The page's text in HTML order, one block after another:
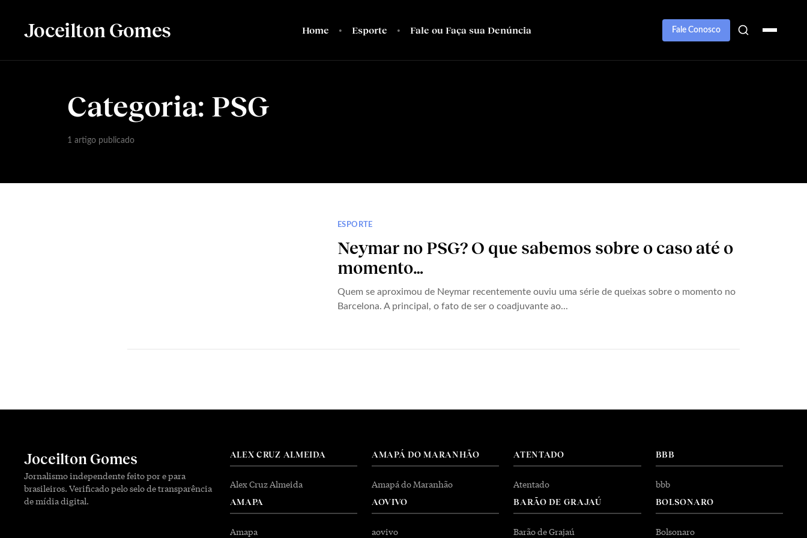
Joceilton Gomes Home Esporte Fale ou Faça sua Denúncia Fale Conosco
Categoria: PSG
1 artigo publicado
ESPORTE
Neymar no PSG? O que sabemos sobre o caso até o
momento…
Quem se aproximou de Neymar recentemente ouviu uma série de queixas sobre o momento no
Barcelona. A principal, o fato de ser o coadjuvante ao...
Joceilton Gomes
Jornalismo independente feito por e para
brasileiros. Verificado pelo selo de transparência
de mídia digital.
ALEX CRUZ ALMEIDA
Alex Cruz Almeida
AMAPA
Amapa
AMAPÁ DO MARANHÃO
Amapá do Maranhão
AOVIVO
aovivo
ATENTADO
Atentado
BARÃO DE GRAJAÚ
Barão de Grajaú
BBB
bbb
BOLSONARO
Bolsonaro